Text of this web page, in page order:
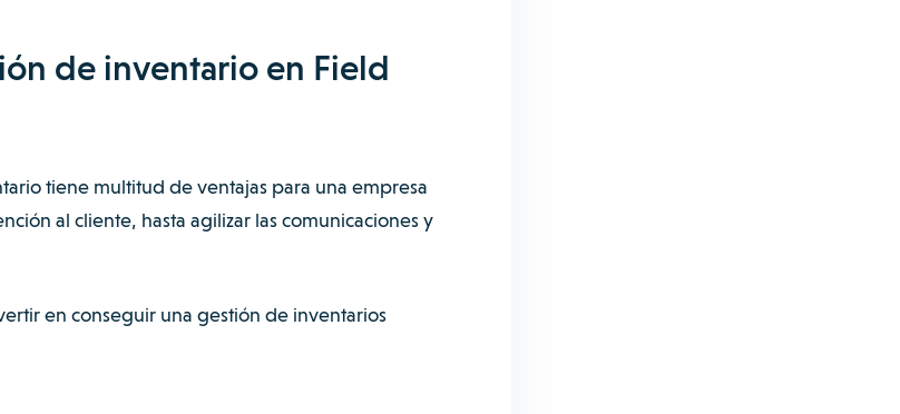
de inventario en Field
tiene multitud de ventajas para una empresa
al cliente, hasta agilizar las comunicaciones y
en conseguir una gestión de inventarios